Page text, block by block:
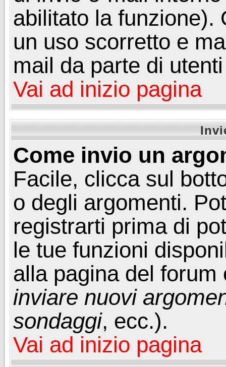
abilitato la funzione).
un uso scorretto e
mail da parte di
Vai ad inizio pagina
Come invio un
Facile, clicca sul
o degli argomenti.
registrarti prima di
le tue funzioni
alla pagina del
inviare nuovi
sondaggi, ecc.).
Vai ad inizio pagina